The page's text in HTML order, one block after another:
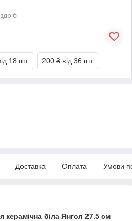
18 шт. 200 ₴ від 36 шт.
Доставка Оплата Умови
керамічна біла Янгол 27.5 см